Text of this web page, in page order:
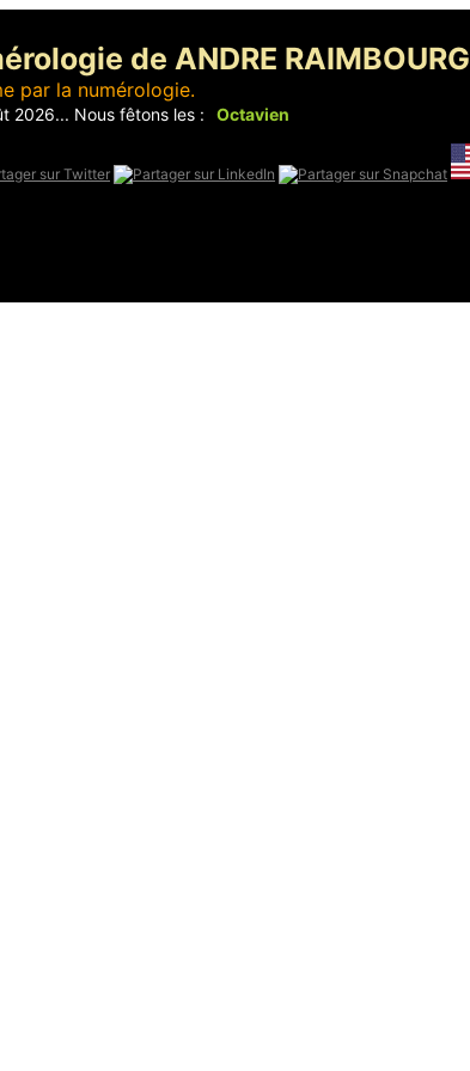
de ANDRE RAIMBOURG
par la numérologie.
2026... Nous fêtons les : Octavien